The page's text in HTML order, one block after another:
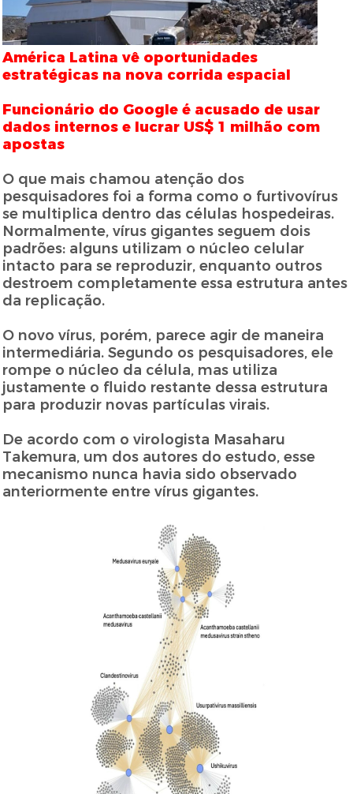
América Latina vê oportunidades
estratégicas na nova corrida espacial
Funcionário do Google é acusado de usar
dados internos e lucrar US$ 1 milhão com
apostas
O que mais chamou atenção dos
pesquisadores foi a forma como o furtivovírus
se multiplica dentro das células hospedeiras.
Normalmente, vírus gigantes seguem dois
padrões: alguns utilizam o núcleo celular
intacto para se reproduzir, enquanto outros
destroem completamente essa estrutura antes
da replicação.
O novo vírus, porém, parece agir de maneira
intermediária. Segundo os pesquisadores, ele
rompe o núcleo da célula, mas utiliza
justamente o fluido restante dessa estrutura
para produzir novas partículas virais.
De acordo com o virologista Masaharu
Takemura, um dos autores do estudo, esse
mecanismo nunca havia sido observado
anteriormente entre vírus gigantes.